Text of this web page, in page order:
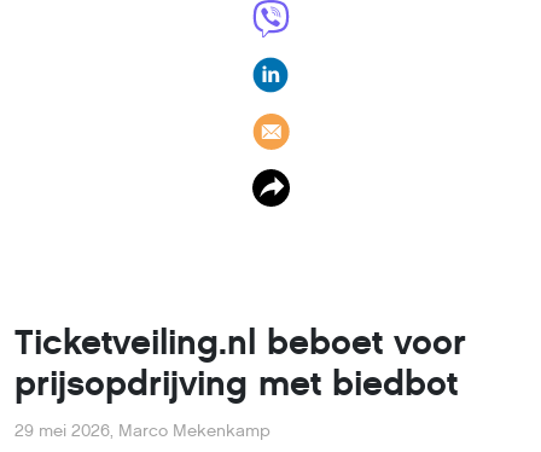
Ticketveiling.nl beboet voor
prijsopdrijving met biedbot
29 mei 2026, Marco Mekenkamp